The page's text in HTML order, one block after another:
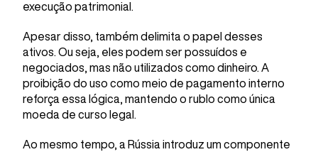
execução patrimonial.
Apesar disso, também delimita o papel desses
ativos. Ou seja, eles podem ser possuídos e
negociados, mas não utilizados como dinheiro. A
proibição do uso como meio de pagamento interno
reforça essa lógica, mantendo o rublo como única
moeda de curso legal.
Ao mesmo tempo, a Rússia introduz um componente